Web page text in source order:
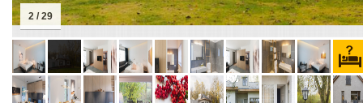
2 / 29